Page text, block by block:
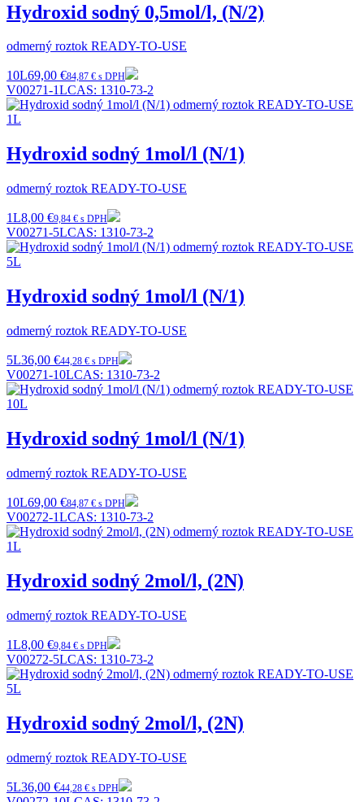
Hydroxid sodný 0,5mol/l, (N/2)
odmerný roztok READY-TO-USE
10L69,00 €84,87 € s DPH
V00271-1LCAS: 1310-73-2
Hydroxid sodný 1mol/l (N/1)
odmerný roztok READY-TO-USE
1L8,00 €9,84 € s DPH
V00271-5LCAS: 1310-73-2
Hydroxid sodný 1mol/l (N/1)
odmerný roztok READY-TO-USE
5L36,00 €44,28 € s DPH
V00271-10LCAS: 1310-73-2
Hydroxid sodný 1mol/l (N/1)
odmerný roztok READY-TO-USE
10L69,00 €84,87 € s DPH
V00272-1LCAS: 1310-73-2
Hydroxid sodný 2mol/l, (2N)
odmerný roztok READY-TO-USE
1L8,00 €9,84 € s DPH
V00272-5LCAS: 1310-73-2
Hydroxid sodný 2mol/l, (2N)
odmerný roztok READY-TO-USE
5L36,00 €44,28 € s DPH